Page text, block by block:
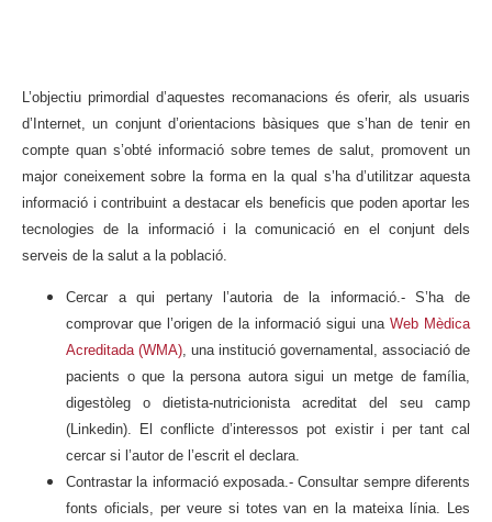
L’objectiu primordial d’aquestes recomanacions és oferir, als usuaris
d’Internet, un conjunt d’orientacions bàsiques que s’han de tenir en
compte quan s’obté informació sobre temes de salut, promovent un
major coneixement sobre la forma en la qual s’ha d’utilitzar aquesta
informació i contribuint a destacar els beneficis que poden aportar les
tecnologies de la informació i la comunicació en el conjunt dels
serveis de la salut a la població.
Cercar a qui pertany l’autoria de la informació.- S’ha de
comprovar que l’origen de la informació sigui una Web Mèdica
Acreditada (WMA), una institució governamental, associació de
pacients o que la persona autora sigui un metge de família,
digestòleg o dietista-nutricionista acreditat del seu camp
(Linkedin). El conflicte d’interessos pot existir i per tant cal
cercar si l’autor de l’escrit el declara.
Contrastar la informació exposada.- Consultar sempre diferents
fonts oficials, per veure si totes van en la mateixa línia. Les